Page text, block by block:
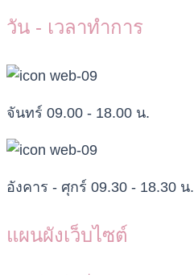
วัน - เวลาทำการ
จันทร์ 09.00 - 18.00 น.
อังคาร - ศุกร์ 09.30 - 18.30 น.
แผนผังเว็บไซต์